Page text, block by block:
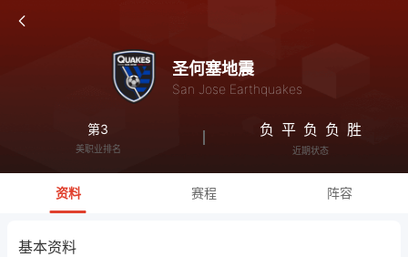
圣何塞地震
San Jose Earthquakes
第3
美职业排名
负 平 负 负 胜
近期状态
资料 赛程 阵容
基本资料